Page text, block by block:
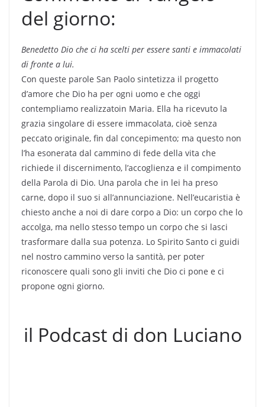
del giorno:
Benedetto Dio che ci ha scelti per essere santi e immacolati
di fronte a lui.
Con queste parole San Paolo sintetizza il progetto
d’amore che Dio ha per ogni uomo e che oggi
contempliamo realizzatoin Maria. Ella ha ricevuto la
grazia singolare di essere immacolata, cioè senza
peccato originale, fin dal concepimento; ma questo non
l’ha esonerata dal cammino di fede della vita che
richiede il discernimento, l’accoglienza e il compimento
della Parola di Dio. Una parola che in lei ha preso
carne, dopo il suo si all’annunciazione. Nell’eucaristia è
chiesto anche a noi di dare corpo a Dio: un corpo che lo
accolga, ma nello stesso tempo un corpo che si lasci
trasformare dalla sua potenza. Lo Spirito Santo ci guidi
nel nostro cammino verso la santità, per poter
riconoscere quali sono gli inviti che Dio ci pone e ci
propone ogni giorno.
il Podcast di don Luciano